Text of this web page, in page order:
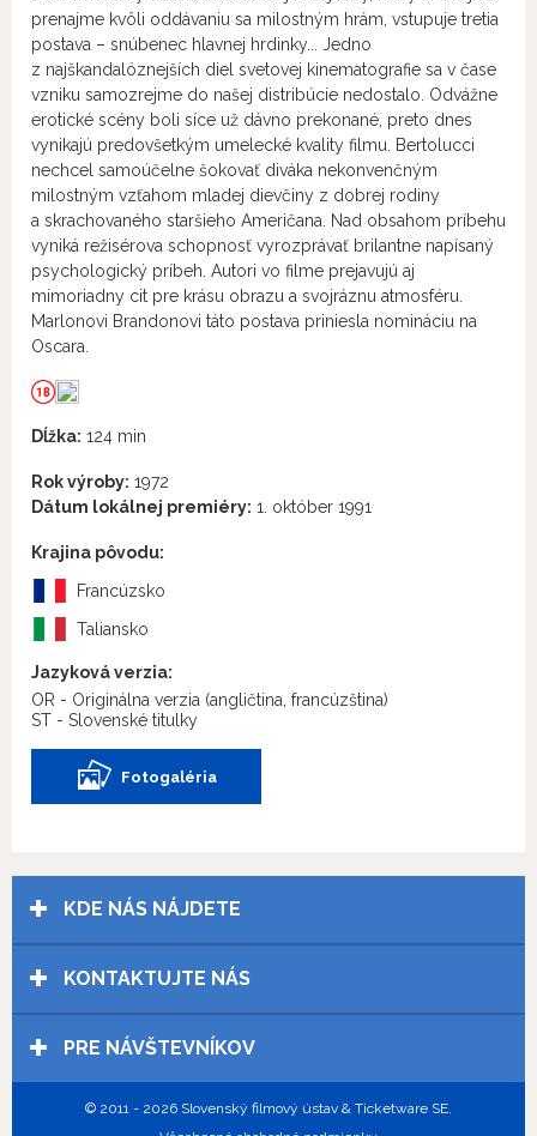
prenajme kvôli oddávaniu sa milostným hrám, vstupuje tretia
postava – snúbenec hlavnej hrdinky... Jedno
z najškandalóznejších diel svetovej kinematografie sa v čase
vzniku samozrejme do našej distribúcie nedostalo. Odvážne
erotické scény boli síce už dávno prekonané, preto dnes
vynikajú predovšetkým umelecké kvality filmu. Bertolucci
nechcel samoúčelne šokovať diváka nekonvenčným
milostným vzťahom mladej dievčiny z dobrej rodiny
a skrachovaného staršieho Američana. Nad obsahom príbehu
vyniká režisérova schopnosť vyrozprávať brilantne napísaný
psychologický príbeh. Autori vo filme prejavujú aj
mimoriadny cit pre krásu obrazu a svojráznu atmosféru.
Marlonovi Brandonovi táto postava priniesla nomináciu na
Oscara.
Dĺžka: 124 min
Rok výroby: 1972
Dátum lokálnej premiéry: 1. október 1991
Krajina pôvodu:
Francúzsko
Taliansko
Jazyková verzia:
OR - Originálna verzia (angličtina, francúzština)
ST - Slovenské titulky
Fotogaléria
KDE NÁS NÁJDETE
KONTAKTUJTE NÁS
PRE NÁVŠTEVNÍKOV
© 2011 - 2026 Slovenský filmový ústav & Ticketware SE.